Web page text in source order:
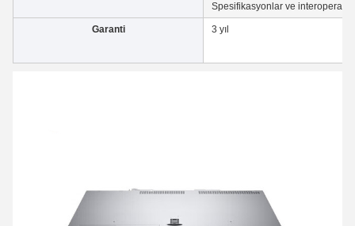
Spesifikasyonlar ve
Garanti 3 yıl